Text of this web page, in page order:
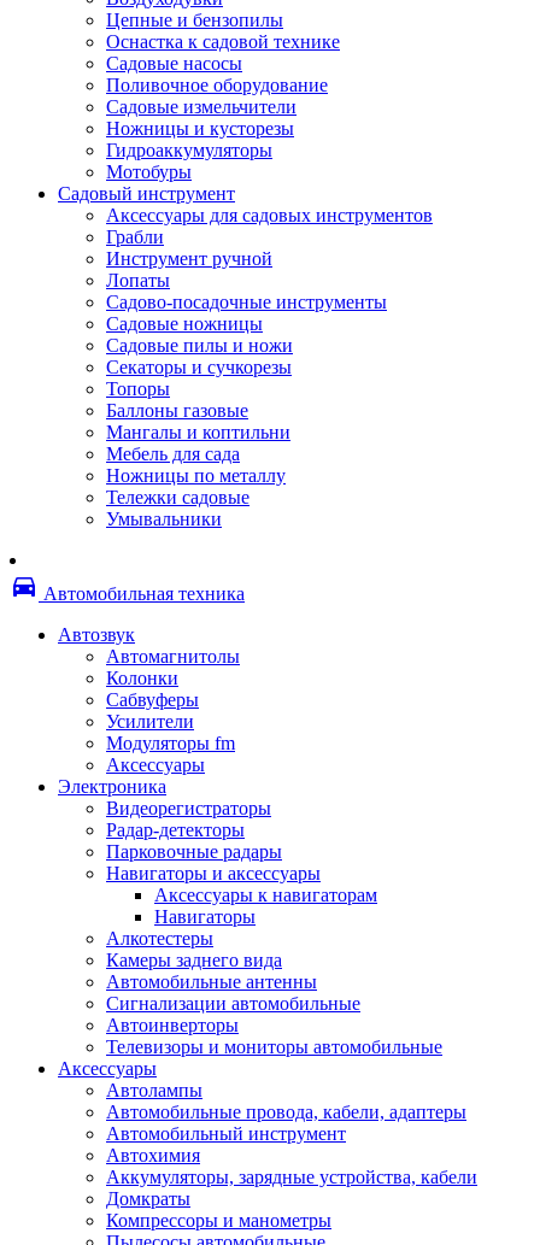
Расходные материалы
Бумага разная
Бумага для офисной техники
Бумага для профессиональной печати
Фотобумага
Наклейки
Термобумага
Бумага для факса
Пленка для печати
Пленка для ламинирования
Материалы для заправки
Чернила и заправки
Фотобарабаны
Оригинальные расходные материалы
Для лазерных устройств печати
Матричные картриджи
Опции
Струйные картриджи
Термопленки
Картриджи лазерные, тонер-картриджи
Лазерные оригинальные
Снпч
Струйные оригинальные
Материалы для переплета
Запчасти и другие расходные материалы
Автоподатчики
Блоки лазера
(памперс)
Валы переноса заряда/магнитные валы
Валы резиновые/тефлоновые
Втулки/подшипники/бушинги
Девелоперы
Дозирущие лезвия
Другие зип
Кабели
Крышки
Лампы
Лотки, кассеты
Моторы/двигатели/редукторы
Платы форматирования
Ракели
Ролики/наборы роликов/насадки
Сервисные наборы
Смазки
Цепные и бензопилы
Оснастка к садовой технике
Садовые насосы
Поливочное оборудование
Садовые измельчители
Ножницы и кусторезы
Гидроаккумуляторы
Мотобуры
Садовый инструмент
Аксессуары для садовых инструментов
Грабли
Инструмент ручной
Лопаты
Садово-посадочные инструменты
Садовые ножницы
Садовые пилы и ножи
Секаторы и сучкорезы
Топоры
Баллоны газовые
Мангалы и коптильни
Мебель для сада
Ножницы по металлу
Тележки садовые
Умывальники
directions_car Автомобильная техника
Автозвук
Автомагнитолы
Колонки
Сабвуферы
Усилители
Модуляторы fm
Аксессуары
Электроника
Видеорегистраторы
Радар-детекторы
Парковочные радары
Навигаторы и аксессуары
Аксессуары к навигаторам
Навигаторы
Алкотестеры
Камеры заднего вида
Автомобильные антенны
Сигнализации автомобильные
Автоинверторы
Телевизоры и мониторы автомобильные
Аксессуары
Автолампы
Автомобильные провода, кабели, адаптеры
Автомобильный инструмент
Автохимия
Аккумуляторы, зарядные устройства, кабели
Домкраты
Компрессоры и манометры